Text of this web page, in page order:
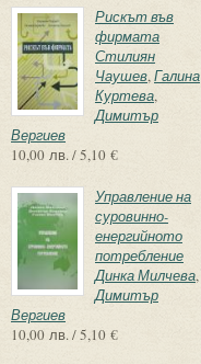
Рискът във
фирмата
Стилиян
Чаушев,Галина
Куртева,
Димитър
Вергиев
10,00 лв. / 5,10 €
Управление на
суровинно-
енергийното
потребление
Динка Милчева,
Димитър
Вергиев
10,00 лв. / 5,10 €